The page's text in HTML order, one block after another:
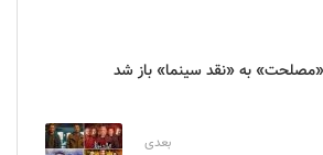
به «نقد سینما» باز شد
بعدی